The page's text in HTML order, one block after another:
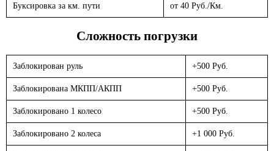
Буксировка за км. пути от 40 Руб./Км.
Сложность погрузки
Заблокирован руль +500 Руб.
Заблокирована МКПП/АКПП +500 Руб.
Заблокировано 1 колесо +500 Руб.
Заблокировано 2 колеса +1 000 Руб.